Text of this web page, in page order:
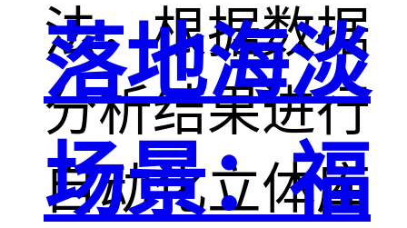
法，根据数据
分析结果进行
自动化立体库
落地海淡
场景：福